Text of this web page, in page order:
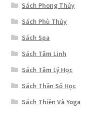
Sách Phong Thủy
Sách Phù Thủy
Sách Spa
Sách Tâm Linh
Sách Tâm Lý Học
Sách Thần Số Học
Sách Thiền Và Yoga